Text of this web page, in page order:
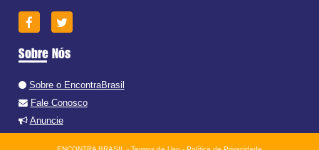
Sobre Nós
Sobre o EncontraBrasil
Fale Conosco
Anuncie